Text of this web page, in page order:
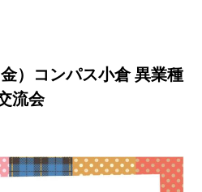
）コンパス小倉 異業種
流会